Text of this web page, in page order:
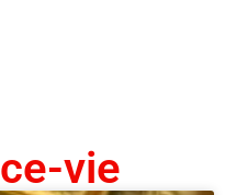
vie